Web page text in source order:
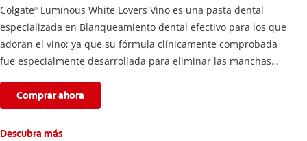
Colgate® Luminous White Lovers Vino es una pasta dental
especializada en Blanqueamiento dental efectivo para los que
adoran el vino; ya que su fórmula clínicamente comprobada
fue especialmente desarrollada para eliminar las manchas
proporcionando dientes más blancos sin renunciar a lo que
más te gusta.
Comprar ahora
Descubra más